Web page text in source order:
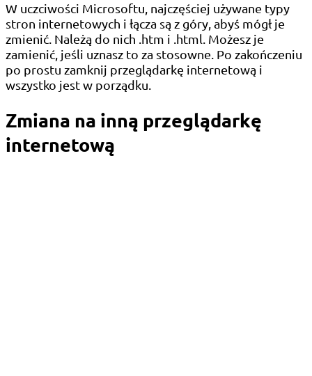
W uczciwości Microsoftu, najczęściej używane typy
stron internetowych i łącza są z góry, abyś mógł je
zmienić. Należą do nich .htm i .html. Możesz je
zamienić, jeśli uznasz to za stosowne. Po zakończeniu
po prostu zamknij przeglądarkę internetową i
wszystko jest w porządku.
Zmiana na inną przeglądarkę
internetową